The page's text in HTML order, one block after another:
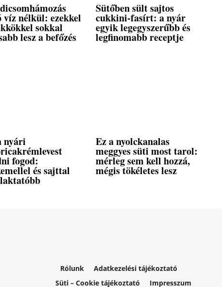
nélkül: ezekkel
sokkal
lesz a befőzés
Sütőben sült sajtos
cukkini-fasírt: a nyár
egyik legegyszerűbb és
legfinomabb receptje
nyári
fogod:
és sajttal
Ez a nyolckanalas
meggyes süti most tarol:
mérleg sem kell hozzá,
mégis tökéletes lesz
Rólunk
Adatkezelési tájékoztató
Süti – Cookie tájékoztató
Impresszum